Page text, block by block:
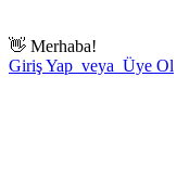
👋 Merhaba!
Giriş Yap veya Üye Ol